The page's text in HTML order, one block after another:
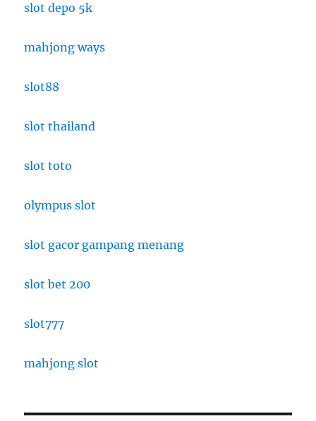
Kualitas
slot depo 5k
mahjong ways
slot88
slot thailand
slot toto
olympus slot
slot gacor gampang menang
slot bet 200
slot777
mahjong slot